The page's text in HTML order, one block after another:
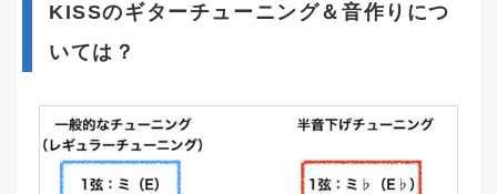
KISSのギターチューニング＆音作りにつ
いては？